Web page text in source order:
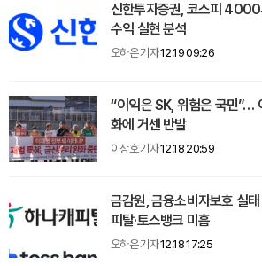
신한투자증권, 코스피
수익 실현 분석
오하은 기자12.19 09:26
“이익은 SK, 위험은 국민”…
화에 거센 반발
이상호 기자12.18 20:59
금감원, 금융소비자보호 실
피탈·토스뱅크 미흡
오하은 기자12.18 17:25